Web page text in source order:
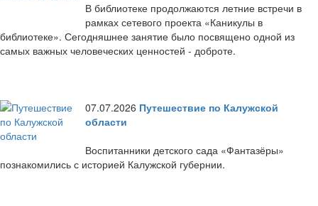
В библиотеке продолжаются летние встречи в
рамках сетевого проекта «Каникулы в
библиотеке». Сегодняшнее занятие было посвящено одной из
самых важных человеческих ценностей - доброте.
07.07.2026 Путешествие по Калужской
области
Воспитанники детского сада «Фантазёры»
познакомились с историей Калужской губернии.